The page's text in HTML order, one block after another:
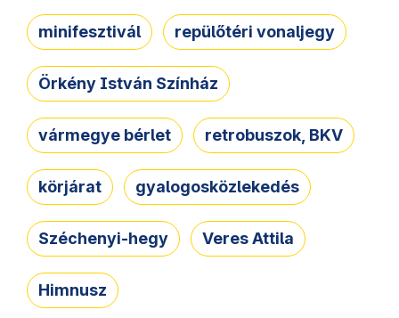
minifesztivál repülőtéri vonaljegy
Örkény István Színház
vármegye bérlet retrobuszok, BKV
körjárat gyalogosközlekedés
Széchenyi-hegy Veres Attila
Himnusz